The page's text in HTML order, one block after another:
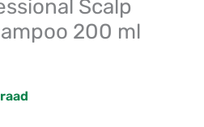
Scalp
200 ml